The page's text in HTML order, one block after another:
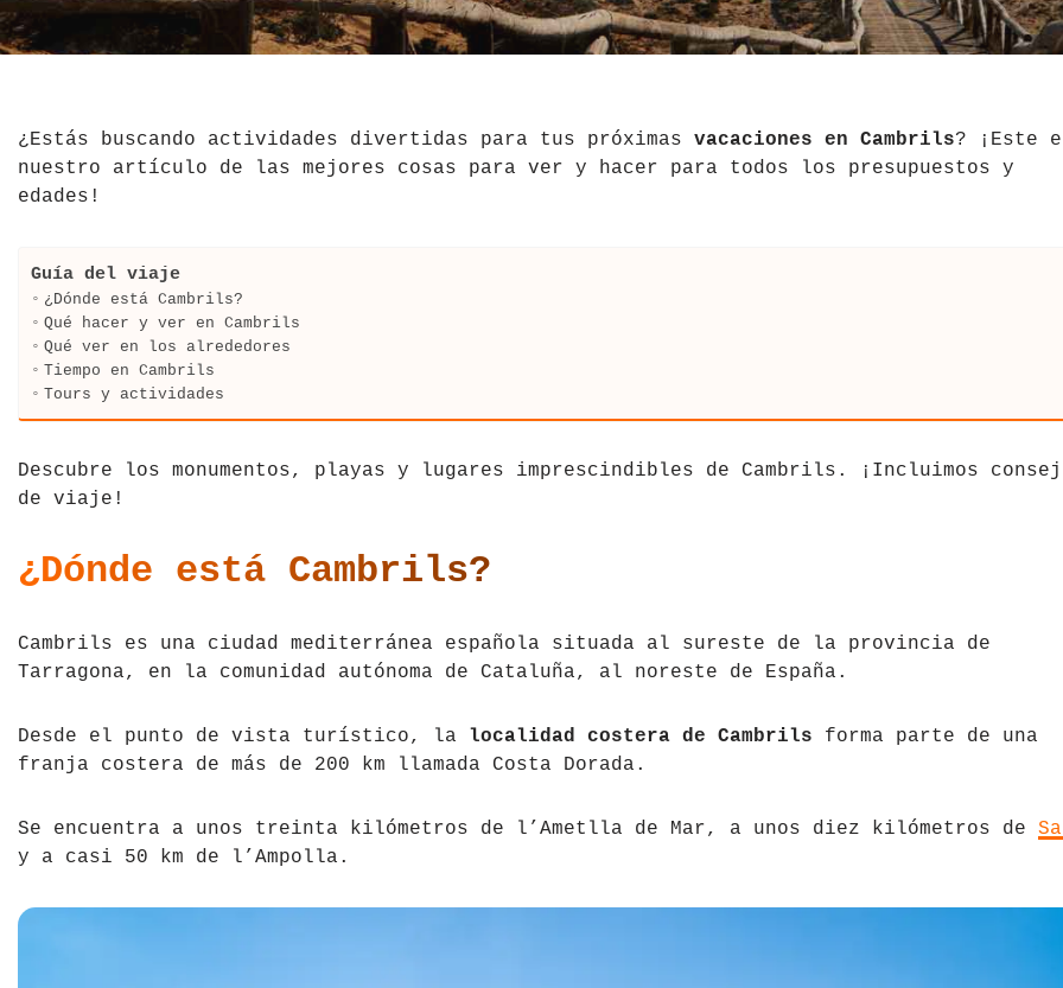
El Salvador
Hawái
México
Paraguay
Perú
República Dominicana
Venezuela
La India
Madagascar
Maldivas
Mongolia
Nepal
Qatar
Tailandia
Tíbet
Escocia
Eslovenia
Finlandia
Francia
Grecia
Hungría
Inglaterra
Irlanda
Italia
Letonia
Liechtenstein
Macedonia del Norte
¿Estás buscando actividades divertidas para tus próximas vacaciones en Cambrils? ¡Este
nuestro artículo de las mejores cosas para ver y hacer para todos los presupuestos y
edades!
Guía del viaje
¿Dónde está Cambrils?
Qué hacer y ver en Cambrils
Qué ver en los alrededores
Tiempo en Cambrils
Tours y actividades
Descubre los monumentos, playas y lugares imprescindibles de Cambrils. ¡Incluimos
de viaje!
¿Dónde está Cambrils?
Cambrils es una ciudad mediterránea española situada al sureste de la provincia de
Tarragona, en la comunidad autónoma de Cataluña, al noreste de España.
Desde el punto de vista turístico, la localidad costera de Cambrils forma parte de una
franja costera de más de 200 km llamada Costa Dorada.
Se encuentra a unos treinta kilómetros de l’Ametlla de Mar, a unos diez kilómetros de
y a casi 50 km de l’Ampolla.